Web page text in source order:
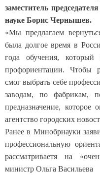
заместитель
науке Борис Чернышев.
«Мы предлагаем
была долгое время в
года обучения, который
профориентации. Чтобы
смог выбрать себе
заводам, по фабрикам,
предназначение,
агентство городских
Ранее в Минобрнауки
профессиональную
рассматриваетя на
министр Ольга Васильева